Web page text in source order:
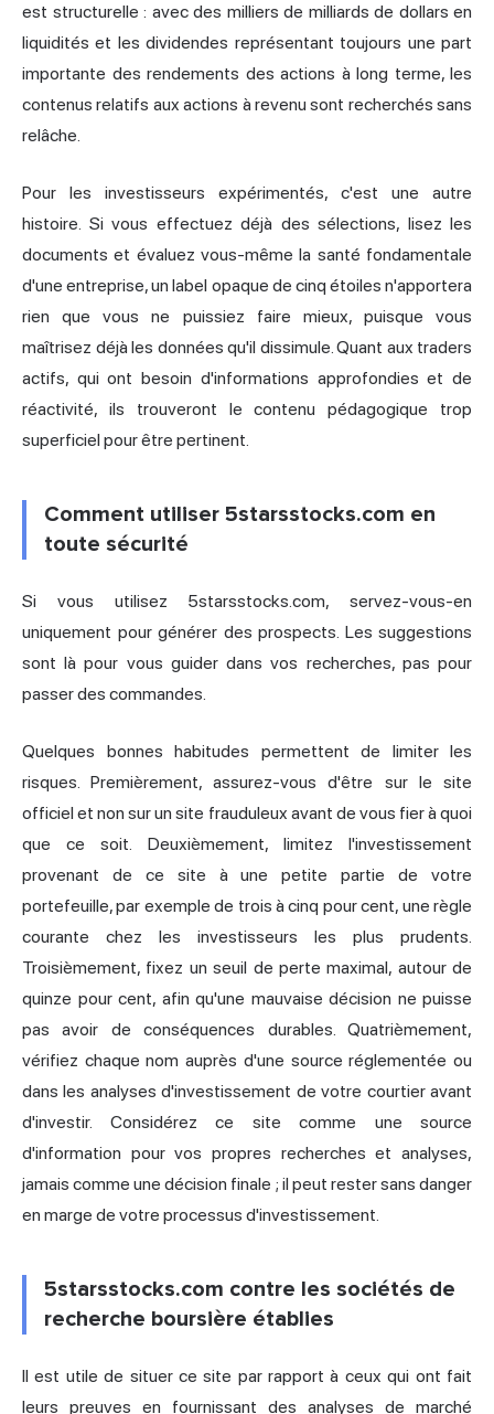
est structurelle : avec des milliers de milliards de dollars en
liquidités et les dividendes représentant toujours une part
importante des rendements des actions à long terme, les
contenus relatifs aux actions à revenu sont recherchés sans
relâche.
Pour les investisseurs expérimentés, c'est une autre
histoire. Si vous effectuez déjà des sélections, lisez les
documents et évaluez vous-même la santé fondamentale
d'une entreprise, un label opaque de cinq étoiles n'apportera
rien que vous ne puissiez faire mieux, puisque vous
maîtrisez déjà les données qu'il dissimule. Quant aux traders
actifs, qui ont besoin d'informations approfondies et de
réactivité, ils trouveront le contenu pédagogique trop
superficiel pour être pertinent.
Comment utiliser 5starsstocks.com en
toute sécurité
Si vous utilisez 5starsstocks.com, servez-vous-en
uniquement pour générer des prospects. Les suggestions
sont là pour vous guider dans vos recherches, pas pour
passer des commandes.
Quelques bonnes habitudes permettent de limiter les
risques. Premièrement, assurez-vous d'être sur le site
officiel et non sur un site frauduleux avant de vous fier à quoi
que ce soit. Deuxièmement, limitez l'investissement
provenant de ce site à une petite partie de votre
portefeuille, par exemple de trois à cinq pour cent, une règle
courante chez les investisseurs les plus prudents.
Troisièmement, fixez un seuil de perte maximal, autour de
quinze pour cent, afin qu'une mauvaise décision ne puisse
pas avoir de conséquences durables. Quatrièmement,
vérifiez chaque nom auprès d'une source réglementée ou
dans les analyses d'investissement de votre courtier avant
d'investir. Considérez ce site comme une source
d'information pour vos propres recherches et analyses,
jamais comme une décision finale ; il peut rester sans danger
en marge de votre processus d'investissement.
5starsstocks.com contre les sociétés de
recherche boursière établies
Il est utile de situer ce site par rapport à ceux qui ont fait
leurs preuves en fournissant des analyses de marché